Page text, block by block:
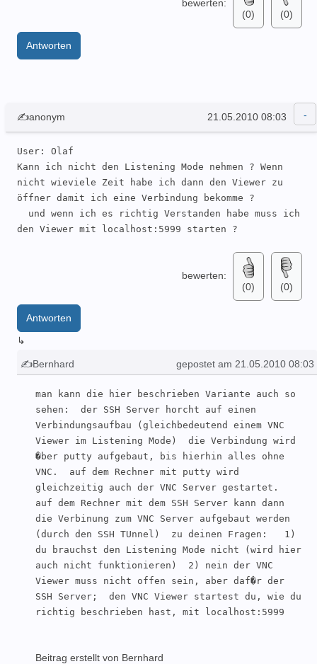
bewerten:
(0)
(0)
Antworten
✍anonym 21.05.2010 08:03
User: Olaf
Kann ich nicht den Listening Mode nehmen ? Wenn
nicht wieviele Zeit habe ich dann den Viewer zu
öffner damit ich eine Verbindung bekomme ?
den Viewer mit localhost:5999 starten ?
bewerten:
(0)
(0)
Antworten
↳
✍Bernhard gepostet am 21.05.2010 08:03
man kann die hier beschrieben Variante auch so
sehen:  der SSH Server horcht auf einen
Verbindungsaufbau (gleichbedeutend einem VNC
Viewer im Listening Mode)  die Verbindung wird
�ber putty aufgebaut, bis hierhin alles ohne
VNC.  auf dem Rechner mit putty wird
gleichzeitig auch der VNC Server gestartet.
auf dem Rechner mit dem SSH Server kann dann
die Verbinung zum VNC Server aufgebaut werden
(durch den SSH TUnnel)  zu deinen Fragen:   1)
du brauchst den Listening Mode nicht (wird hier
auch nicht funktionieren)  2) nein der VNC
Viewer muss nicht offen sein, aber daf�r der
SSH Server;  den VNC Viewer startest du, wie du
richtig beschrieben hast, mit localhost:5999
Beitrag erstellt von Bernhard